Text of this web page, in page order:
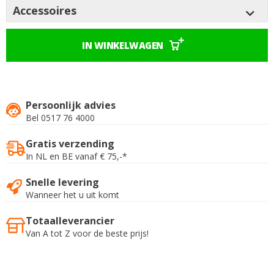
Accessoires
IN WINKELWAGEN
Persoonlijk advies
Bel 0517 76 4000
Gratis verzending
In NL en BE vanaf € 75,-*
Snelle levering
Wanneer het u uit komt
Totaalleverancier
Van A tot Z voor de beste prijs!